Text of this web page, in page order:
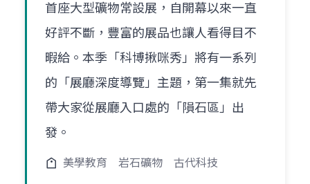
首座大型礦物常設展，自開幕以來一直
好評不斷，豐富的展品也讓人看得目不
暇給。本季「科博揪咪秀」將有一系列
的「展廳深度導覽」主題，第一集就先
帶大家從展廳入口處的「隕石區」出
發。
美學教育 岩石礦物 古代科技